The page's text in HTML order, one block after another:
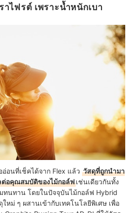
าไฟรต์ เพราะน้ำหนักเบา
อนที่เช็คได้จาก Flex แล้ว วัสดุที่ถูกนำมา
ต่อคุณสมบัติของไม้กอล์ฟเช่นเดียวกันทั้ง
นทาน โดยในปัจจุบันไม้กอล์ฟ Hybrid
หม่ ๆ ผสานเข้ากับเทคโนโลยีพิเศษ เพื่อ